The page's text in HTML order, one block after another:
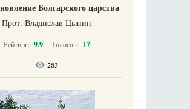
Болгарского царства
Прот. Владислав Цыпин
Рейтинг: 9.9 Голосов: 17
283